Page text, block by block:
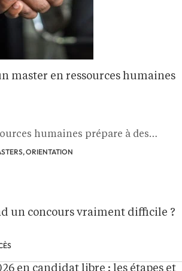
master en ressources humaines
humaines prépare à des…
ORIENTATION
un concours vraiment difficile ?
en candidat libre : les étapes et